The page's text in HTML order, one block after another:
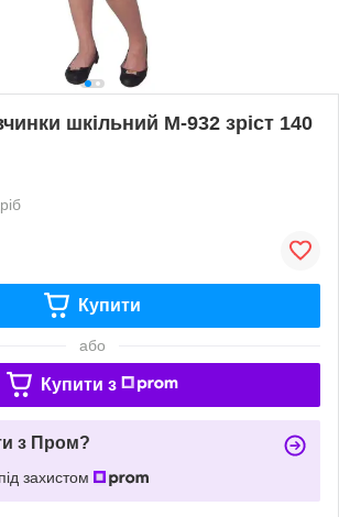
шкільний М-932 зріст 140
Купити
або
Купити з
з Пром?
захистом